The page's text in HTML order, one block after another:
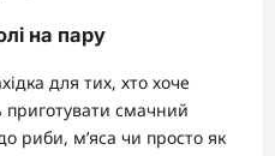
на пару
для тих, хто хоче
приготувати смачний
риби, м’яса чи просто як